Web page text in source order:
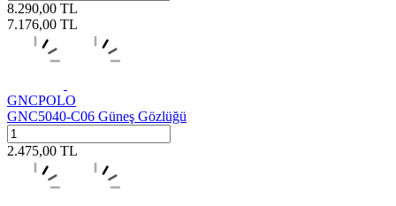
8.290,00 TL
7.176,00 TL
GNCPOLO
GNC5040-C06 Güneş Gözlüğü
2.475,00 TL